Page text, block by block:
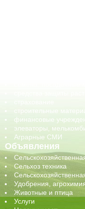
строительные
финансовые
элеваторы,
Аграрные СМИ
Объявления
Сельхоз техника
Удобрения,
Животные и птица
Услуги